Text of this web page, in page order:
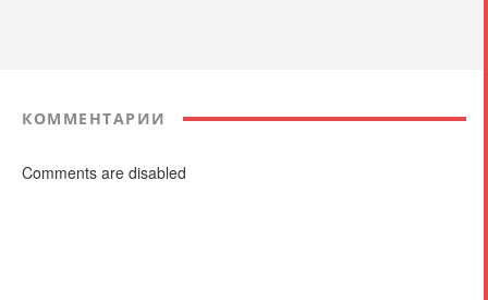
КОММЕНТАРИИ
Comments are disabled